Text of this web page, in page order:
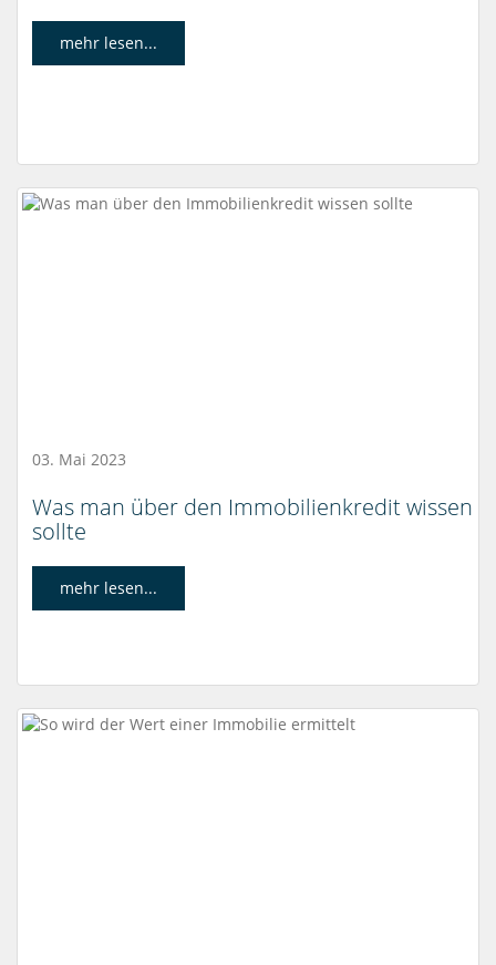
mehr lesen...
03. Mai 2023
Was man über den Immobilienkredit wissen
sollte
mehr lesen...